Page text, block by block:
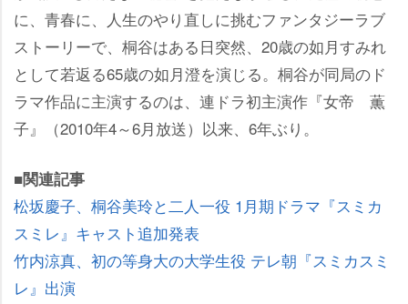
に、青春に、人生のやり直しに挑むファンタジーラブ
ストーリーで、桐谷はある日突然、20歳の如月すみれ
として若返る65歳の如月澄を演じる。桐谷が同局のド
ラマ作品に主演するのは、連ドラ初主演作『女帝 薫
子』（2010年4～6月放送）以来、6年ぶり。
■関連記事
松坂慶子、桐谷美玲と二人一役 1月期ドラマ『スミカ
スミレ』キャスト追加発表
竹内涼真、初の等身大の大学生役 テレ朝『スミカスミ
レ』出演